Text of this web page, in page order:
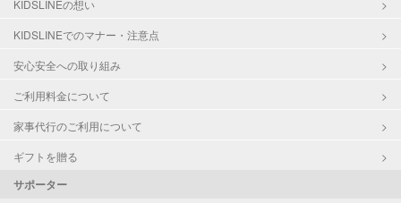
KIDSLINEの想い
KIDSLINEでのマナー・注意点
安心安全への取り組み
ご利用料金について
家事代行のご利用について
ギフトを贈る
サポーター